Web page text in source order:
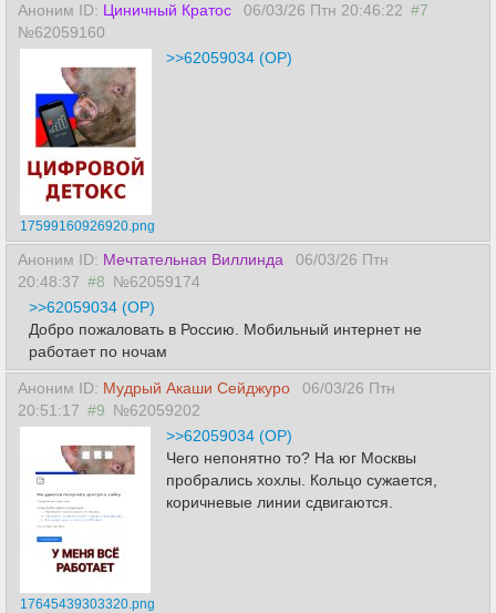
Аноним ID: Циничный Кратос 06/03/26 Птн 20:46:22 #7
№62059160
17599160926920.png
>>62059034 (OP)
Аноним ID: Мечтательная Виллинда
06/03/26 Птн
20:48:37 #8 №62059174
>>62059034 (OP)
Добро пожаловать в Россию. Мобильный интернет не
работает по ночам
Аноним ID: Мудрый Акаши Сейджуро
06/03/26 Птн
20:51:17 #9 №62059202
17645439303320.png
>>62059034 (OP)
Чего непонятно то? На юг Москвы
пробрались хохлы. Кольцо сужается,
коричневые линии сдвигаются.